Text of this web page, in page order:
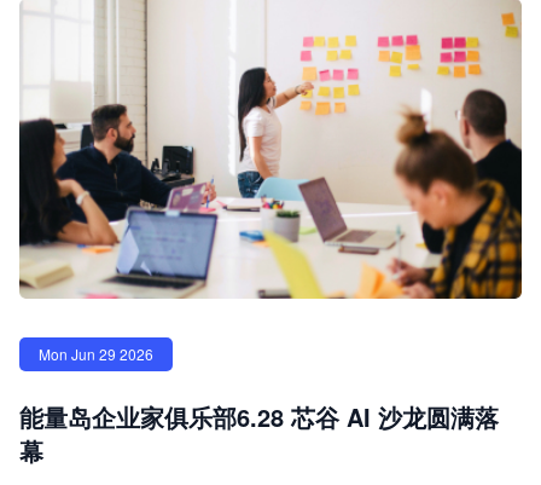
Mon Jun 29 2026
能量岛企业家俱乐部6.28 芯谷 AI 沙龙圆满落
幕